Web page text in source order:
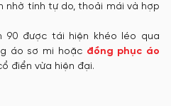
nhờ tính tự do, thoải mái và hợp
90 được tái hiện khéo léo qua
áo sơ mi hoặc đồng phục áo
điển vừa hiện đại.